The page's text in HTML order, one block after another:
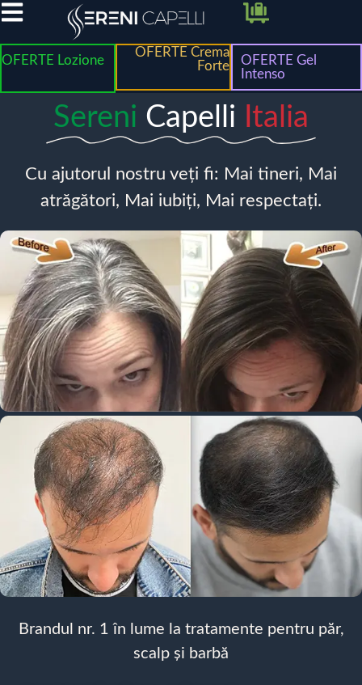
OFERTE Lozione
OFERTE Crema
Forte
OFERTE Gel
Intenso
Sereni Capelli Italia
Cu ajutorul nostru veți fi: Mai tineri, Mai
atrăgători, Mai iubiți, Mai respectați.
Brandul nr. 1 în lume la tratamente pentru păr,
scalp și barbă